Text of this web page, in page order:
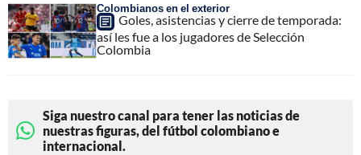
Colombianos en el exterior
Goles, asistencias y cierre de temporada:
así les fue a los jugadores de Selección
Colombia
Siga nuestro canal para tener las noticias de
nuestras figuras, del fútbol colombiano e
internacional.